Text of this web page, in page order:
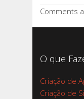
Comments
O que
Criação de
Criação de